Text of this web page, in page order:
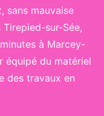
sans mauvaise
sur-Sée,
à Marcey-
équipé du matériel
des travaux en